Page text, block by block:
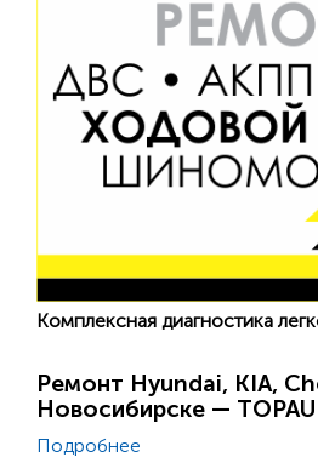
Комплексная диагностика
Ремонт Hyundai, KIA,
Новосибирске —
Подробнее